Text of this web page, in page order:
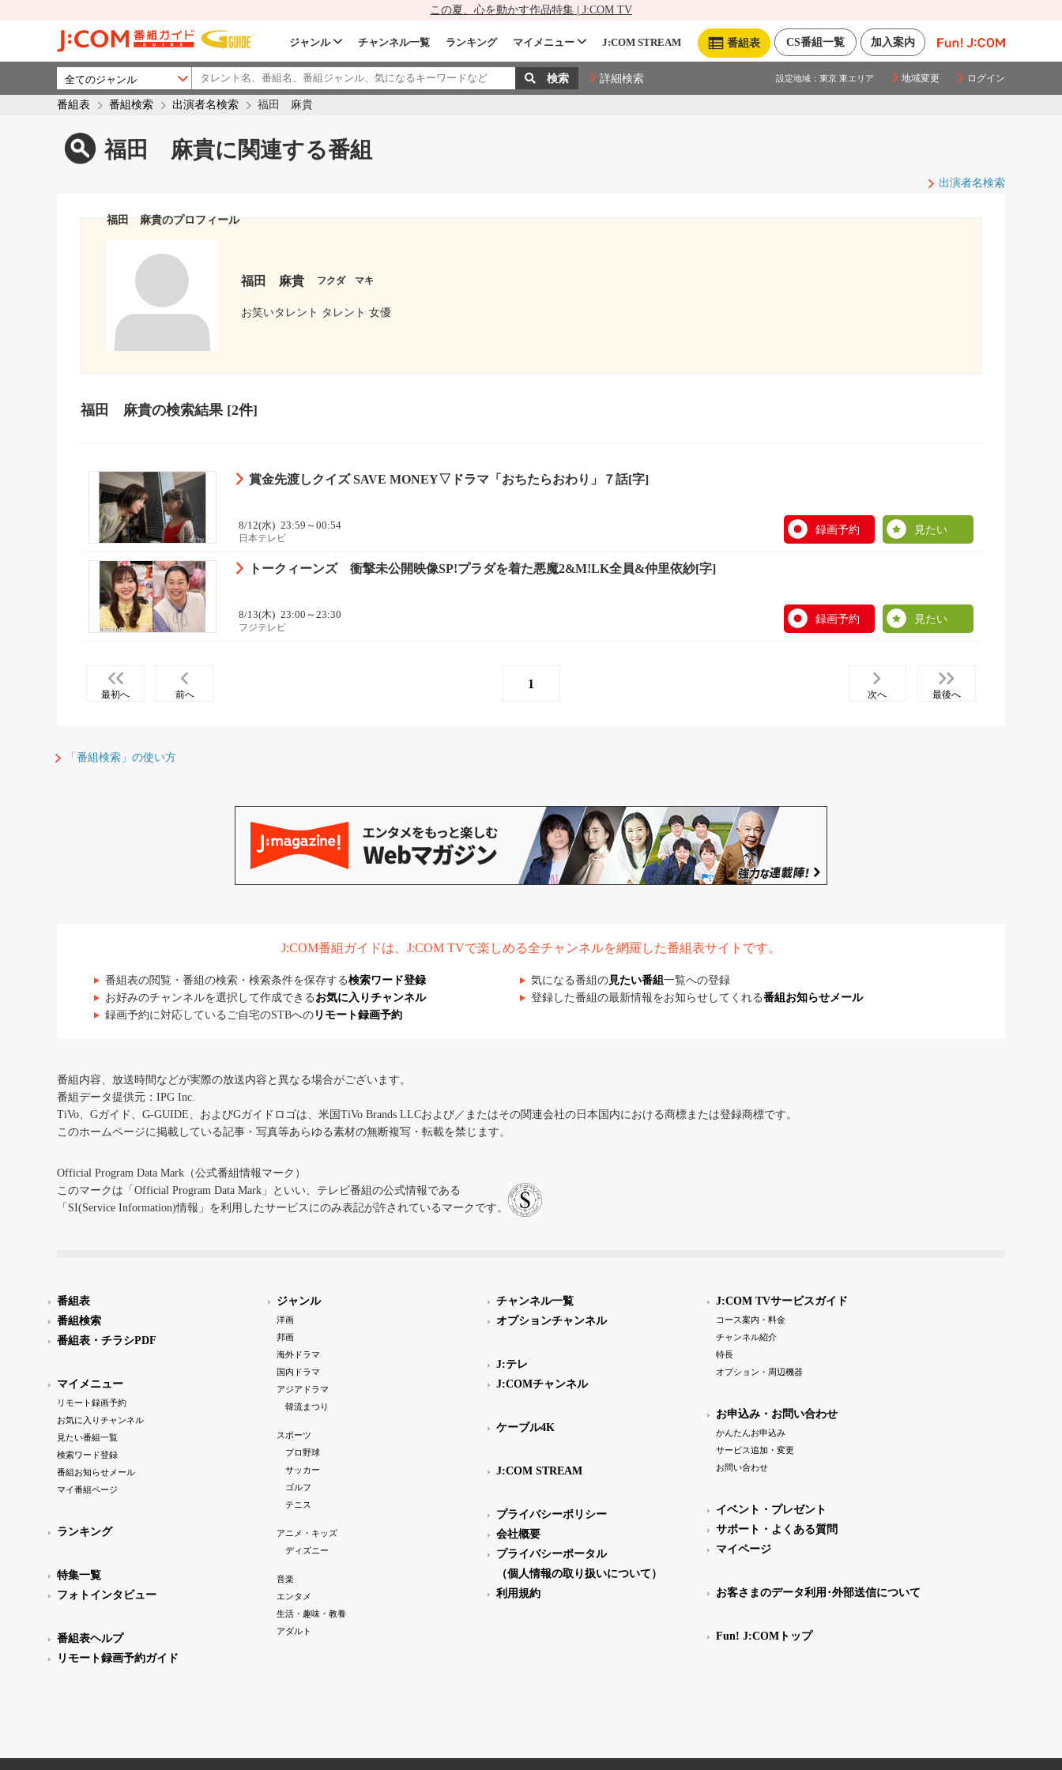
この夏、心を動かす作品特集 | J:COM TV
加入案内
CS番組一覧
番組表
ジャンル チャンネル一覧 ランキング マイメニュー J:COM STREAM
詳細検索 設定地域： 東京 東エリア 地域変更 ログイン
番組表 番組検索 出演者名検索 福田 麻貴
福田 麻貴に関連する番組
出演者名検索
福田 麻貴のプロフィール
福田 麻貴 フクダ マキ
お笑いタレント タレント 女優
福田 麻貴の検索結果[2件]
賞金先渡しクイズ SAVE MONEY▽ドラマ「おちたらおわり」７話[字]
8/12(水) 23:59～00:54
日本テレビ
録画予約 見たい
トークィーンズ 衝撃未公開映像SP!プラダを着た悪魔2&M!LK全員&仲里依紗[字]
8/13(木) 23:00～23:30
フジテレビ
録画予約 見たい
最初へ 前へ
1
次へ 最後へ
「番組検索」の使い方
J:COM番組ガイドは、J:COM TVで楽しめる全チャンネルを網羅した番組表サイトです。
番組表の閲覧・番組の検索・検索条件を保存する検索ワード登録 気になる番組の見たい番組 一覧への登録
お好みのチャンネルを選択して作成できる お気に入りチャンネル 登録した番組の最新情報をお知らせしてくれる番組お知らせメール
録画予約に対応しているご自宅のSTBへの リモート録画予約
番組内容、放送時間などが実際の放送内容と異なる場合がございます。
番組データ提供元：IPG Inc.
TiVo、Gガイド、G-GUIDE、およびGガイドロゴは、米国TiVo Brands LLCおよび／またはその関連会社の日本国内における商標または登録商標です。
このホームページに掲載している記事・写真等あらゆる素材の無断複写・転載を禁じます。
Official Program Data Mark（公式番組情報マーク）
このマークは「Official Program Data Mark」といい、テレビ番組の公式情報である
「SI(Service Information)情報」を利用したサービスにのみ表記が許されているマークです。
番組表
番組検索
番組表・チラシPDF
マイメニュー
リモート録画予約
お気に入りチャンネル
見たい番組一覧
検索ワード登録
番組お知らせメール
マイ番組ページ
ランキング
特集一覧
フォトインタビュー
番組表ヘルプ
リモート録画予約ガイド
ジャンル
洋画
邦画
海外ドラマ
国内ドラマ
アジアドラマ
韓流まつり
スポーツ
プロ野球
サッカー
ゴルフ
テニス
アニメ・キッズ
ディズニー
音楽
エンタメ
生活・趣味・教養
アダルト
チャンネル一覧
オプションチャンネル
J:テレ
J:COMチャンネル
ケーブル4K
J:COM STREAM
プライバシーポリシー
会社概要
プライバシーポータル
（個人情報の取り扱いについて）
利用規約
J:COM TVサービスガイド
コース案内・料金
チャンネル紹介
特長
オプション・周辺機器
お申込み・お問い合わせ
かんたんお申込み
サービス追加・変更
お問い合わせ
イベント・プレゼント
サポート・よくある質問
マイページ
お客さまのデータ利用･外部送信について
Fun! J:COMトップ